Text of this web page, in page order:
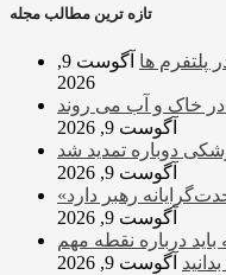
تازه ترین مطالب مجله
پلتفرم ها
آگوست 9,
2026
در خاک و آب می روند
آگوست 9, 2026
آگوست 9, 2026
رهبر دارد
آگوست 9, 2026
درباره نقطه مهم
آگوست 9, 2026